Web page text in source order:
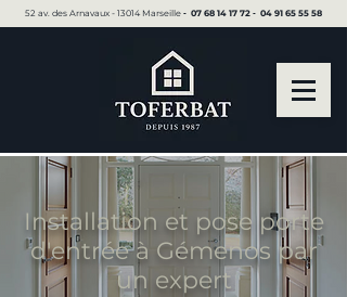
52 av. des Arnavaux - 13014 Marseille ▪︎ 07 68 14 17 72 ▪︎ 04 91 65 55 58
Installation et pose porte
d'entrée à Gémenos par
un expert